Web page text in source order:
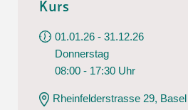
Kurs
01.01.26 - 31.12.26
Donnerstag
08:00 - 17:30 Uhr
Rheinfelderstrasse 29, Basel